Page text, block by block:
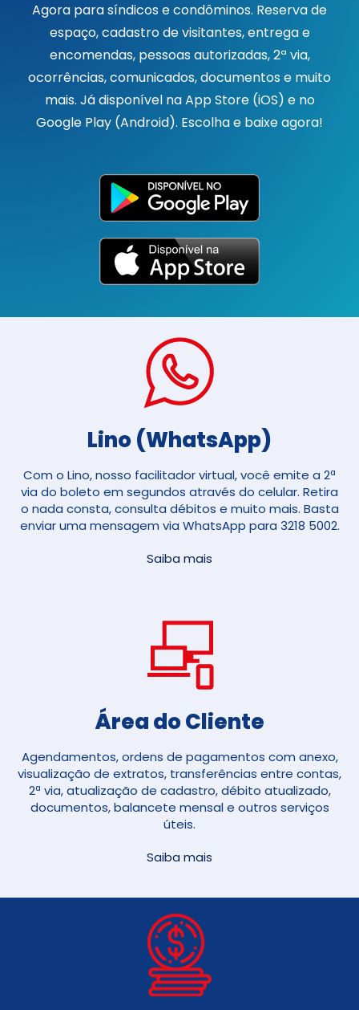
Agora para síndicos e condôminos. Reserva de
espaço, cadastro de visitantes, entrega e
encomendas, pessoas autorizadas, 2ª via,
ocorrências, comunicados, documentos e muito
mais. Já disponível na App Store (iOS) e no
Google Play (Android). Escolha e baixe agora!
Lino (WhatsApp)
Com o Lino, nosso facilitador virtual, você emite a 2ª
via do boleto em segundos através do celular. Retira
o nada consta, consulta débitos e muito mais. Basta
enviar uma mensagem via WhatsApp para 3218 5002.
Saiba mais
Área do Cliente
Agendamentos, ordens de pagamentos com anexo,
visualização de extratos, transferências entre contas,
2ª via, atualização de cadastro, débito atualizado,
documentos, balancete mensal e outros serviços
úteis.
Saiba mais